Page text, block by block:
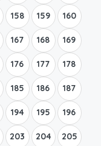
158 159 160
167 168 169
176 177 178
185 186 187
194 195 196
203 204 205